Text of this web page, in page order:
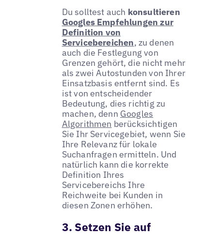
Du solltest auch konsultieren
Googles Empfehlungen zur
Definition von
Servicebereichen, zu denen
auch die Festlegung von
Grenzen gehört, die nicht mehr
als zwei Autostunden von Ihrer
Einsatzbasis entfernt sind. Es
ist von entscheidender
Bedeutung, dies richtig zu
machen, denn Googles
Algorithmen berücksichtigen
Sie Ihr Servicegebiet, wenn Sie
Ihre Relevanz für lokale
Suchanfragen ermitteln. Und
natürlich kann die korrekte
Definition Ihres
Servicebereichs Ihre
Reichweite bei Kunden in
diesen Zonen erhöhen.
3. Setzen Sie auf